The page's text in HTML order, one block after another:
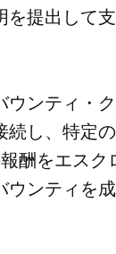
を提出して
ンティ・
し、特定
酬をエス
ンティを